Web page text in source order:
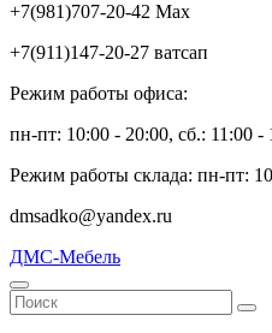
+7(981)707-20-42 Max
+7(911)147-20-27 ватсап
Режим работы офиса:
пн-пт: 10:00 - 20:00, сб.: 11:00 -
Режим работы склада: пн-пт:
dmsadko@yandex.ru
ДМС-Мебель